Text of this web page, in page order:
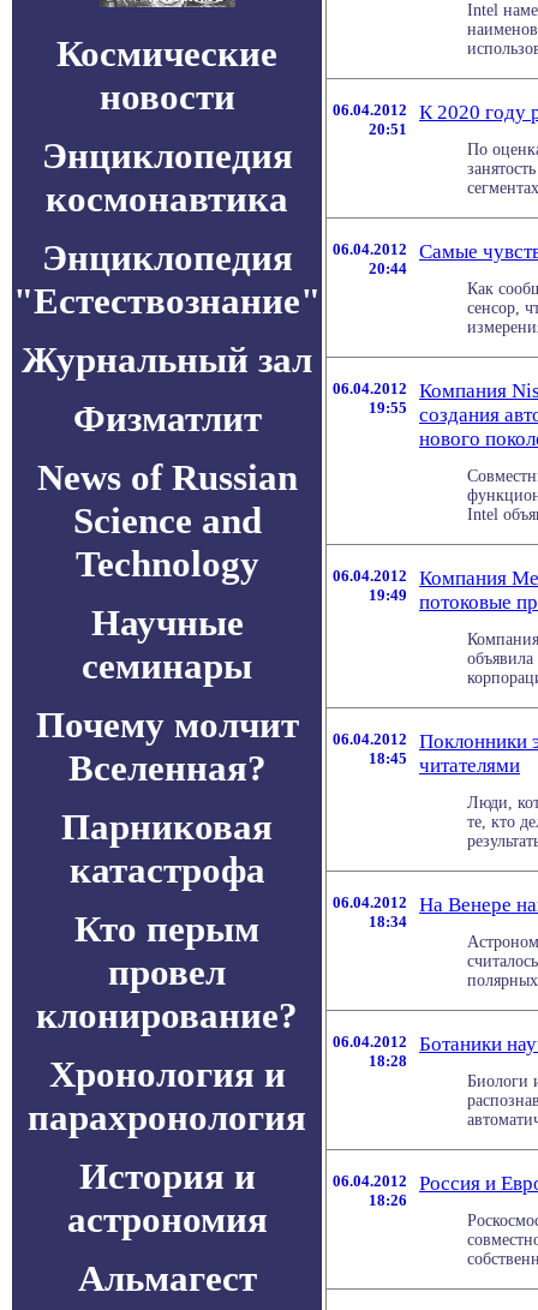
Космические
новости
Энциклопедия
космонавтика
Энциклопедия
"Естествознание"
Журнальный зал
Физматлит
News of Russian
Science and
Technology
Научные
семинары
Почему молчит
Вселенная?
Парниковая
катастрофа
Кто перым
провел
клонирование?
Хронология и
парахронология
История и
астрономия
Альмагест
Intel
06.04.2012
20:51
К 2020 году
По
06.04.2012
20:44
Самые
Как
сенсор,
06.04.2012
19:55
Компания
создания
нового
Intel
06.04.2012
19:49
Компания
потоковые
06.04.2012
18:45
Поклонники
читателями
Люди,
те, кто
06.04.2012
18:34
На Венере
06.04.2012
18:28
Ботаники
Биологи
06.04.2012
18:26
Россия и